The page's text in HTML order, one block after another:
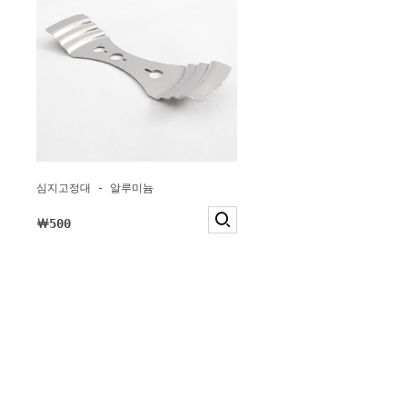
심지고정대 - 알루미늄
￦500